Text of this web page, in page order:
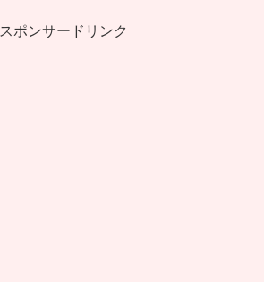
スポンサードリンク